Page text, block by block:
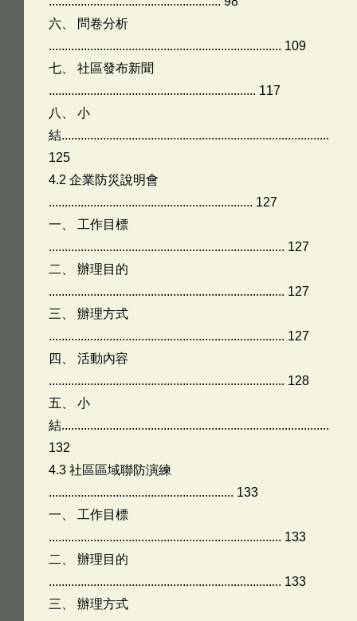
六、 問卷分析
......................................................................... 109
七、 社區發布新聞
................................................................. 117
八、 小
結....................................................................................
125
4.2 企業防災說明會
................................................................ 127
一、 工作目標
.......................................................................... 127
二、 辦理目的
.......................................................................... 127
三、 辦理方式
.......................................................................... 127
四、 活動內容
.......................................................................... 128
五、 小
結....................................................................................
132
4.3 社區區域聯防演練
.......................................................... 133
一、 工作目標
......................................................................... 133
二、 辦理目的
......................................................................... 133
三、 辦理方式